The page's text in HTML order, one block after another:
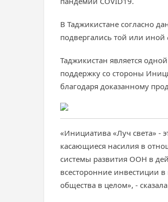
В Таджикистане согласно
подвергались той или
Таджикистан является
поддержку со стороны
благодаря доказанному
«Инициатива «Луч света» -
касающиеся насилия в
системы развития ООН в
всесторонние инвестиции
общества в целом», -